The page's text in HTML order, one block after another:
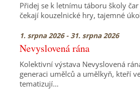
Přidej se k letnímu táboru školy
čekají kouzelnické hry, tajemné
1. srpna 2026 - 31. srpna 2026
Nevyslovená rána
Kolektivní výstava Nevyslovená
generaci umělců a umělkyň, kteří
tematizují…